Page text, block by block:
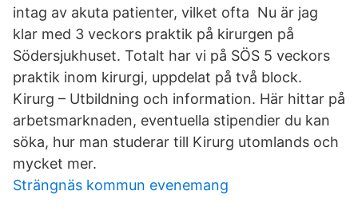
intag av akuta patienter, vilket ofta Nu är jag
klar med 3 veckors praktik på kirurgen på
Södersjukhuset. Totalt har vi på SÖS 5 veckors
praktik inom kirurgi, uppdelat på två block.
Kirurg – Utbildning och information. Här hittar på
arbetsmarknaden, eventuella stipendier du kan
söka, hur man studerar till Kirurg utomlands och
mycket mer.
Strängnäs kommun evenemang